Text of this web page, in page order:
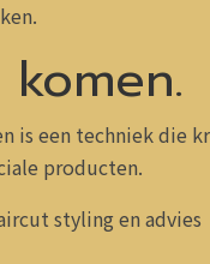
is een techniek die
producten.
styling en advies